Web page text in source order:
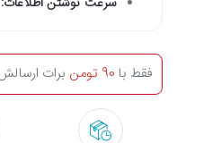
فقط با 90 تومن برات